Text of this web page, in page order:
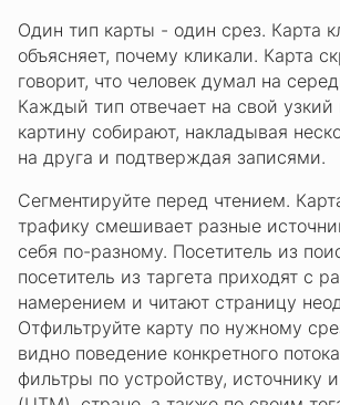
Один тип карты - один срез. Карта
объясняет, почему кликали. Карта
говорит, что человек думал на
Каждый тип отвечает на свой
картину собирают, накладывая
на друга и подтверждая записями.
Сегментируйте перед чтением.
трафику смешивает разные
себя по-разному. Посетитель из
посетитель из таргета приходят с
намерением и читают страницу
Отфильтруйте карту по нужному
видно поведение конкретного
фильтры по устройству, источнику